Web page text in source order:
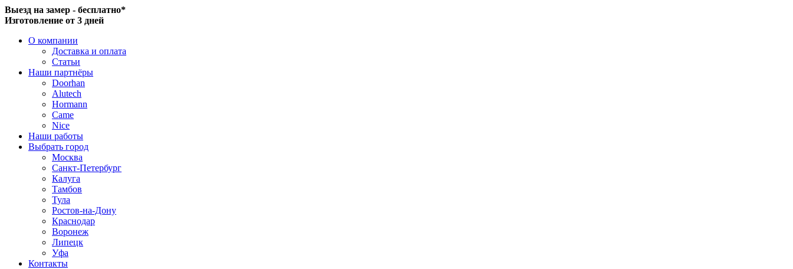
Выезд на замер - бесплатно*
Изготовление от 3 дней
О компании
Доставка и оплата
Статьи
Наши партнёры
Doorhan
Alutech
Hormann
Came
Nice
Наши работы
Выбрать город
Москва
Санкт-Петербург
Калуга
Тамбов
Тула
Ростов-на-Дону
Краснодар
Воронеж
Липецк
Уфа
Контакты